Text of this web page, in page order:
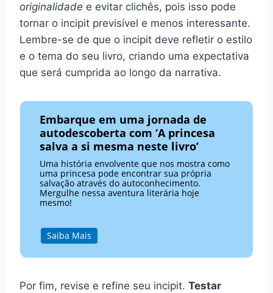
originalidade e evitar clichês, pois isso pode
tornar o incipit previsível e menos interessante.
Lembre-se de que o incipit deve refletir o estilo
e o tema do seu livro, criando uma expectativa
que será cumprida ao longo da narrativa.
Embarque em uma jornada de
autodescoberta com ‘A princesa
salva a si mesma neste livro’
Uma história envolvente que nos mostra como
uma princesa pode encontrar sua própria
salvação através do autoconhecimento.
Mergulhe nessa aventura literária hoje
mesmo!
Saiba Mais
Por fim, revise e refine seu incipit. Testar